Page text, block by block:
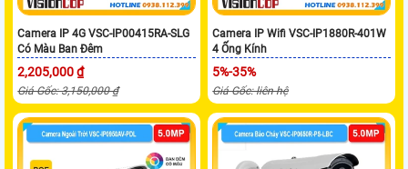
Camera IP 4G VSC-IP00415RA-SLG
Có Màu Ban Đêm
2,205,000 ₫
Giá Gốc: 3,150,000 ₫
Camera IP Wifi VSC-IP1880R-401W
4 Ống Kính
5%-35%
Giá Gốc: liên hệ